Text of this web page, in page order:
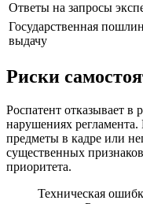
Ответы на запросы
Государственная
выдачу
Риски
Роспатент отказывает
нарушениях
предметы в кадре или
существенных
приоритета.
Техническая